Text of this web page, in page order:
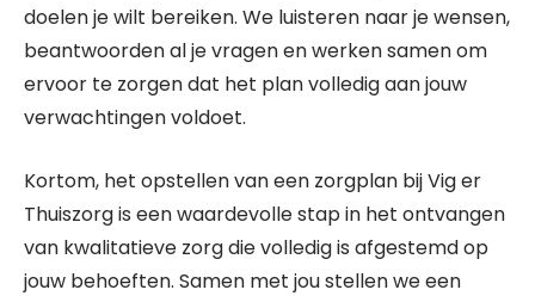
doelen je wilt bereiken. We luisteren naar je wensen,
beantwoorden al je vragen en werken samen om
ervoor te zorgen dat het plan volledig aan jouw
verwachtingen voldoet.
Kortom, het opstellen van een zorgplan bij Vig er
Thuiszorg is een waardevolle stap in het ontvangen
van kwalitatieve zorg die volledig is afgestemd op
jouw behoeften. Samen met jou stellen we een